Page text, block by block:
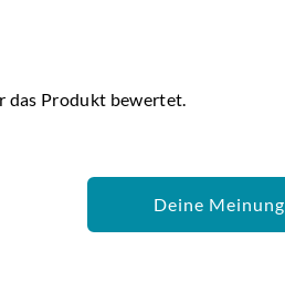
das Produkt bewertet.
Deine Meinung